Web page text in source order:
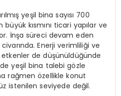
yeşil bina sayısı 700
kısmını ticari yapılar ve
İnşa süreci devam eden
civarında. Enerji verimliliği ve
etkenler de düşünüldüğünde
yeşil bina talebi gözle
rağmen özellikle konut
istenilen seviyede değil.